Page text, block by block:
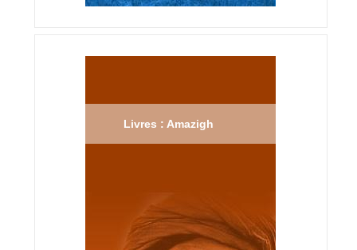
Livres : Amazigh